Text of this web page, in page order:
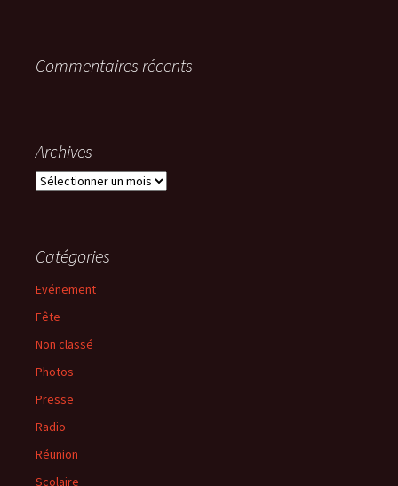
Commentaires récents
Archives
Archives
Catégories
Evénement
Fête
Non classé
Photos
Presse
Radio
Réunion
Scolaire